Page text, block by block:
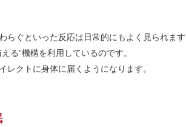
ぐといった反応は日常的にもよく見られます
る”機構を利用しているのです。
クトに身体に届くようになります。